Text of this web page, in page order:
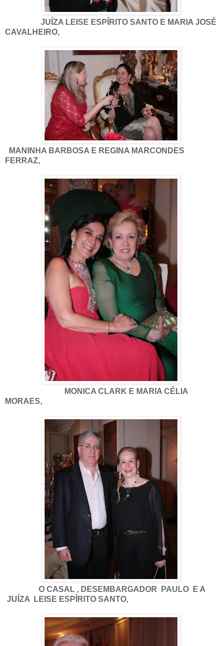
JUÍZA LEISE ESPÍRITO SANTO E MARIA JOSÉ
CAVALHEIRO,
MANINHA BARBOSA E REGINA MARCONDES
FERRAZ,
MONICA CLARK E MARIA CÉLIA
MORAES,
O CASAL , DESEMBARGADOR PAULO E A
JUÍZA LEISE ESPÍRITO SANTO,